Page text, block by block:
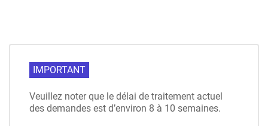
IMPORTANT
Veuillez noter que le délai de traitement actuel
des demandes est d’environ 8 à 10 semaines.